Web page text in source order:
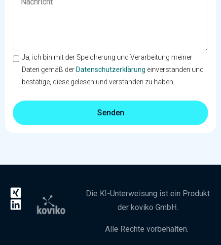
Ja, ich bin mit der Speicherung und Verarbeitung meiner
Daten gemäß der Datenschutzerklärung einverstanden und
bestätige, diese gelesen und verstanden zu haben.
Die KI-Unterweisung ist ein Produkt
der koviko GmbH.
Alle Rechte vorbehalten.